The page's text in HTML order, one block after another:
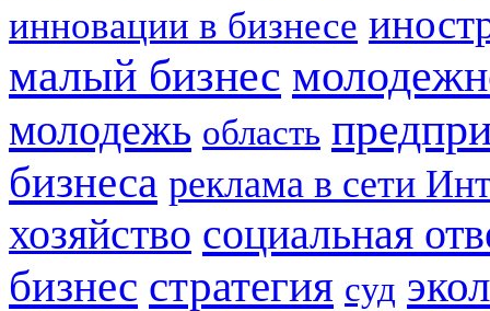
инновации в бизнесе
малый бизнес
молодежь область
бизнеса реклама в сети
хозяйство социальная
бизнес стратегия суд